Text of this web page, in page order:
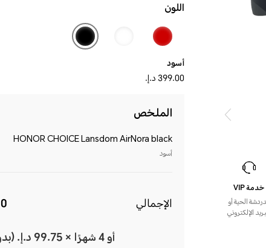
خدمة VIP
الحية أو
الإلكتروني
اللون
أسود
399.00 د.إ.‏‏
الملخص
HONOR CHOICE Lansdom AirNora black
أسود
الإجمالي
أو 4 شهرًا × 99.75 د.إ.‏‏ (بدون فوائد)*